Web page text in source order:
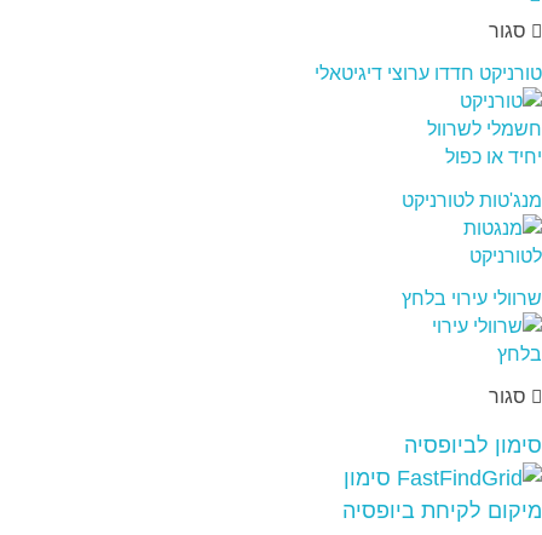
סגור
טורניקט חדדו ערוצי דיגיטאלי
מנג'טות לטורניקט
שרוולי עירוי בלחץ
סגור
סימון לביופסיה